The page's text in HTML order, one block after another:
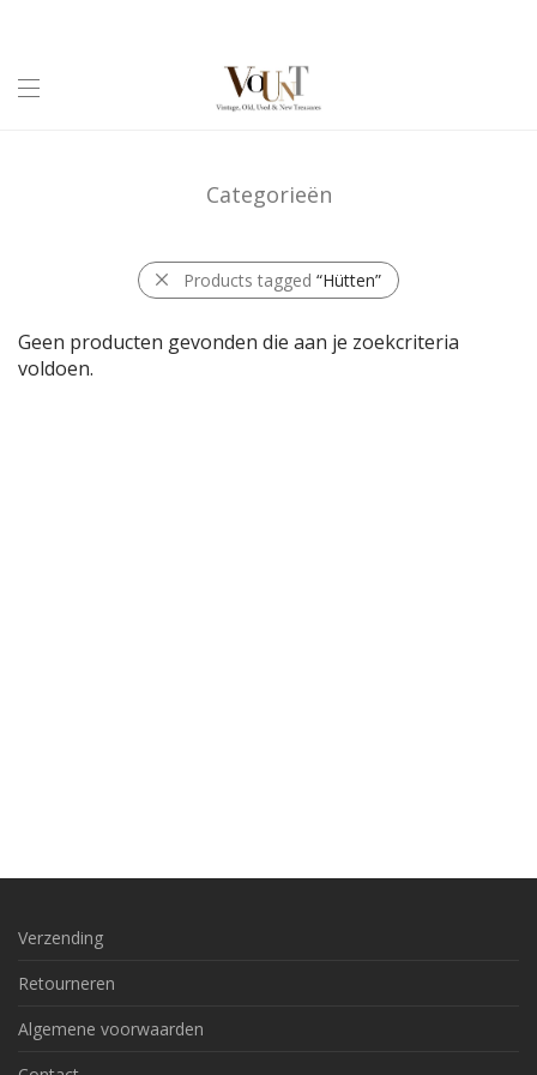
Categorieën
Products tagged “Hütten”
Geen producten gevonden die aan je zoekcriteria
voldoen.
Verzending
Retourneren
Algemene voorwaarden